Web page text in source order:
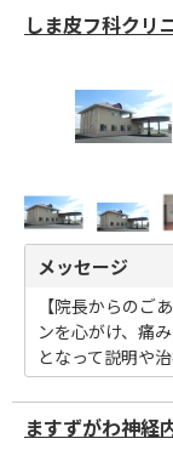
しま皮フ科クリ
メッセージ
【院長からのご
ンを心がけ、痛
となって説明や
ますずがわ神経